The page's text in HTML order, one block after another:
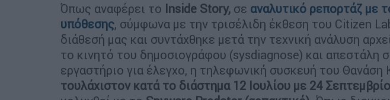
Όπως αναφέρει το Inside Story, σε αναλυτικό ρεπορτάζ με
υπόθεσης, σύμφωνα με την τρισέλιδη έκθεση του Citizen
διάθεσή μας και συντάχθηκε μετά την τεχνική ανάλυση
το κινητό του δημοσιογράφου (sysdiagnose) και απεστάλη
εργαστήριο για έλεγχο, η τηλεφωνική συσκευή του Θανάση
τουλάχιστον κατά το διάστημα 12 Ιουλίου με 24